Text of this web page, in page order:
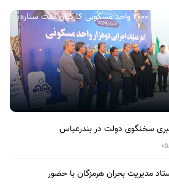
گزارش تصویری/ آیین کلنگ زنی ۲۰۰۰ واحد مسکونی کارکنان نفت ستاره
سخنگوی دولت در بندرعباس
مدیریت بحران هرمزگان با حضور